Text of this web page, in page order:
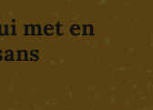
met en